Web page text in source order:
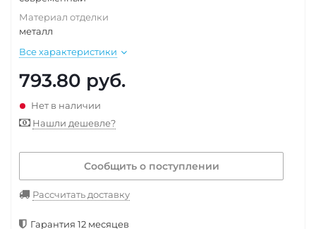
Материал отделки
металл
Все характеристики
793.80 руб.
Нет в наличии
Нашли дешевле?
Сообщить о поступлении
Рассчитать доставку
Гарантия 12 месяцев